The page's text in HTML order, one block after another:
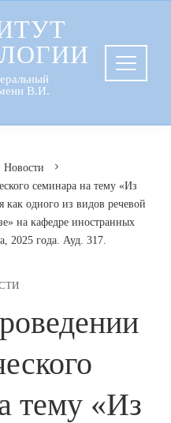
В.И.
Новости
семинара на тему «Из
как одного из видов речевой
на кафедре иностранных
2025 года. Ауд. 317.
тему «Из